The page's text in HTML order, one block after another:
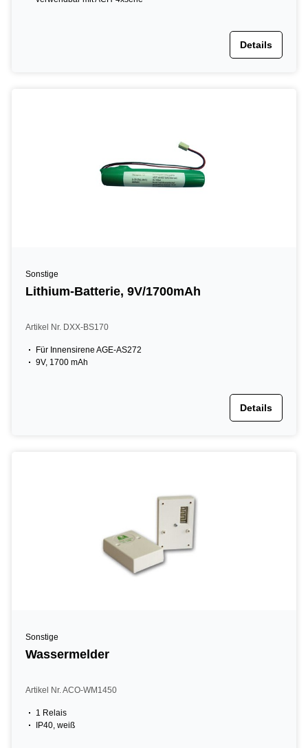
Details
Sonstige
Lithium-Batterie, 9V/1700mAh
Artikel Nr. DXX-BS170
Für Innensirene AGE-AS272
9V, 1700 mAh
Details
Sonstige
Wassermelder
Artikel Nr. ACO-WM1450
1 Relais
IP40, weiß